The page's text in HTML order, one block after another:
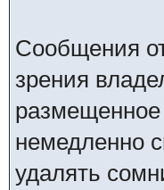
Сообщения
зрения
немедленно
удалять